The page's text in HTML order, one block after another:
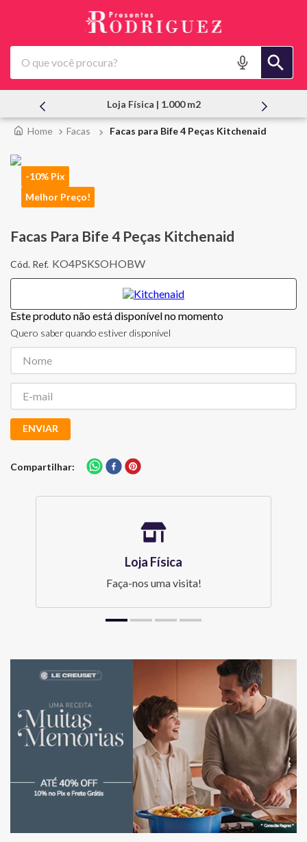
O que você procura?
Loja Física | 1.000 m2
Facas Facas para Bife 4 Peças Kitchenaid
-10% Pix
Melhor Preço!
Facas Para Bife 4 Peças Kitchenaid
KO4PSKSOHOBW
Este produto não está disponível no momento
Quero saber quando estiver disponível
ENVIAR
Compartilhar
Loja Física
Faça-nos uma visita!